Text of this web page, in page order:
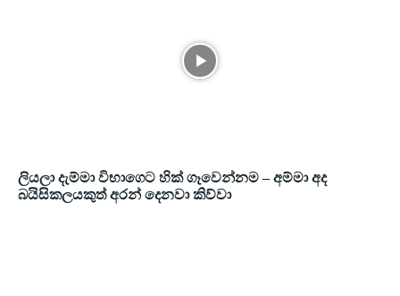
ලියලා දැම්මා විභාගෙට හික් ගෑවෙන්නම – අම්මා අද
බයිසිකලයකුත් අරන් දෙනවා කිව්වා